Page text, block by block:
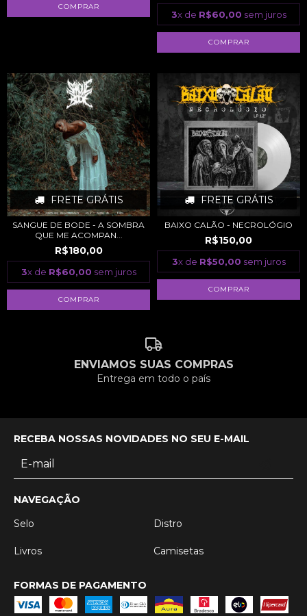
3x de R$60,00 sem juros
FRETE GRÁTIS
SANGUE DE BODE - A SOMBRA
QUE ME ACOMPAN...
R$180,00
3x de R$60,00 sem juros
FRETE GRÁTIS
BAIXO CALÃO - NECROLÓGIO
R$150,00
3x de R$50,00 sem juros
ENVIAMOS SUAS COMPRAS
Entrega em todo o país
RECEBA NOSSAS NOVIDADES NO SEU E-MAIL
NAVEGAÇÃO
Selo
Distro
Livros Camisetas
FORMAS DE PAGAMENTO